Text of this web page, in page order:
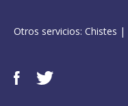
Otros servicios: Chistes |